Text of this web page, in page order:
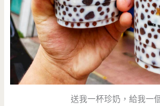
送我一杯珍奶，給我一